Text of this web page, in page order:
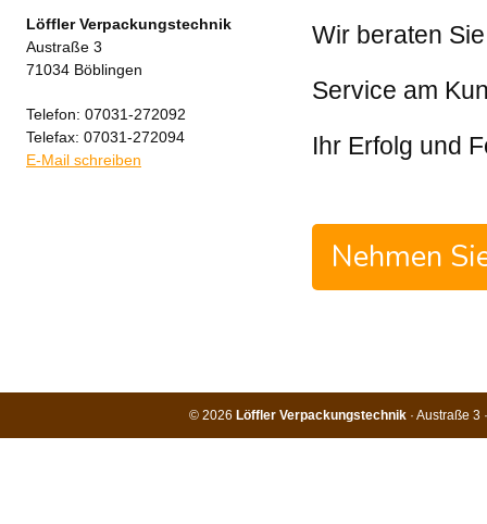
Wir beraten
Service am
Ihr Erfolg und
Nehmen
Löffler Verpackungstechnik
Austraße 3
71034 Böblingen
Telefon: 07031-272092
Telefax: 07031-272094
E-Mail schreiben
© 2026 Löffler Verpackungstechnik· Austraße 3